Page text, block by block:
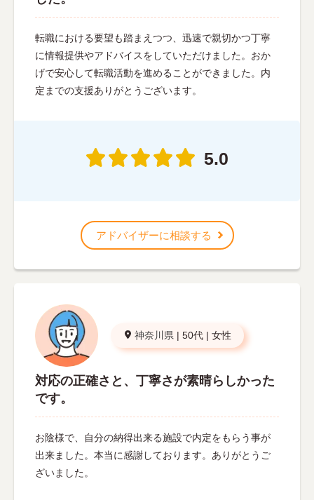
転職における要望も踏まえつつ、迅速で親切かつ丁寧
に情報提供やアドバイスをしていただけました。おか
げで安心して転職活動を進めることができました。内
定までの支援ありがとうございます。
5.0
アドバイザーに相談する
神奈川県 | 50代 | 女性
対応の正確さと、丁寧さが素晴らしかった
です。
お陰様で、自分の納得出来る施設で内定をもらう事が
出来ました。本当に感謝しております。ありがとうご
ざいました。